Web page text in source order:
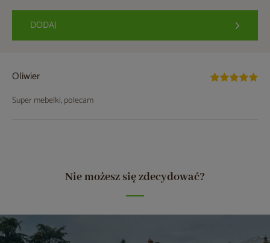
DODAJ
Oliwier
Super mebelki, polecam
Nie możesz się zdecydować?